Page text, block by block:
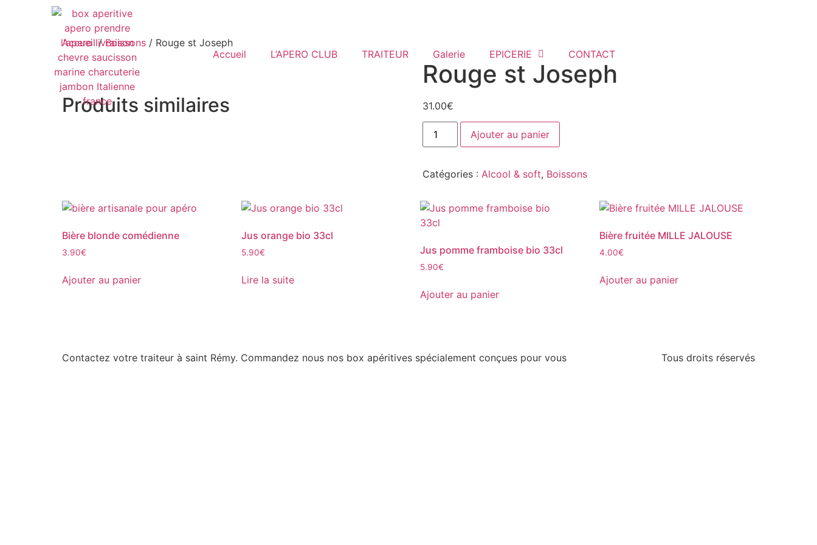
Accueil L’APERO CLUB TRAITEUR Galerie EPICERIE CONTACT
Accueil/Boissons / Rouge st Joseph
Rouge st Joseph
31.00€
Ajouter au panier
Catégories : Alcool & soft, Boissons
Produits similaires
Bière blonde comédienne
3.90€
Ajouter au panier
Jus orange bio 33cl
5.90€
Lire la suite
Jus pomme framboise bio 33cl
5.90€
Ajouter au panier
Bière fruitée MILLE JALOUSE
4.00€
Ajouter au panier
Contactez votre traiteur à saint Rémy. Commandez nous nos box apéritives spécialement conçues pour vous Tous droits réservés